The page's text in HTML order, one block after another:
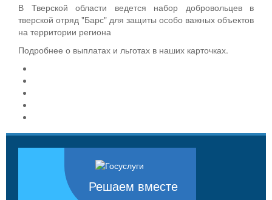
В Тверской области ведется набор добровольцев в
тверской отряд "Барс" для защиты особо важных объектов
на территории региона
Подробнее о выплатах и льготах в наших карточках.
Решаем вместе